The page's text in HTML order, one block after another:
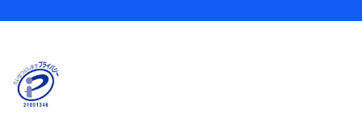
当社または株式会社NTTドコモ・フィナンシャルグループが
契約者と被保険者の関係、保険加入の目的、保険商品の内
容、保険料、保険料のお支払方法、車のメーカーや走行距離
などの情報、建物の構造や築年数などの情報、ペットの種類